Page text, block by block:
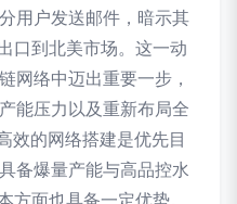
用户发送邮件，暗示其
口到北美市场。这一动
网络中迈出重要一步，
能压力以及重新布局全
效的网络搭建是优先目
备爆量产能与高品控水